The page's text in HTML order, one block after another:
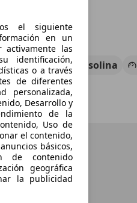
173.334 km Gasolina
el siguiente
en un
activamente las
identificación,
o a través
de diferentes
personalizada,
Desarrollo y
de la
Uso de
el contenido,
básicos,
de contenido
geográfica
la publicidad